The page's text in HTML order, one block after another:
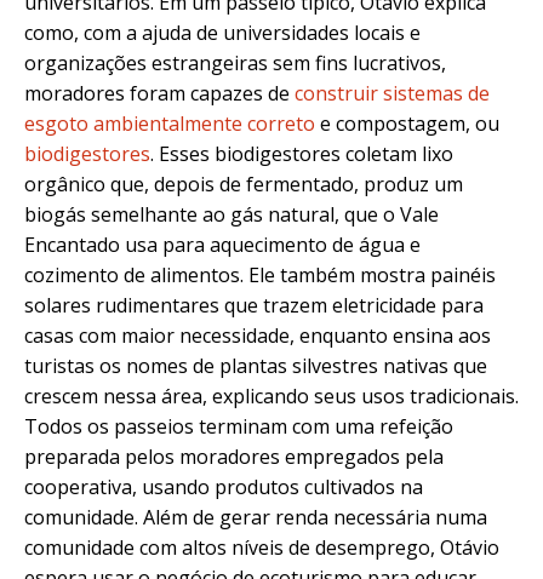
como, com a ajuda de universidades locais e
organizações estrangeiras sem fins lucrativos,
moradores foram capazes de construir sistemas de
esgoto ambientalmente correto e compostagem, ou
biodigestores. Esses biodigestores coletam lixo
orgânico que, depois de fermentado, produz um
biogás semelhante ao gás natural, que o Vale
Encantado usa para aquecimento de água e
cozimento de alimentos. Ele também mostra painéis
solares rudimentares que trazem eletricidade para
casas com maior necessidade, enquanto ensina aos
turistas os nomes de plantas silvestres nativas que
crescem nessa área, explicando seus usos tradicionais.
Todos os passeios terminam com uma refeição
preparada pelos moradores empregados pela
cooperativa, usando produtos cultivados na
comunidade. Além de gerar renda necessária numa
comunidade com altos níveis de desemprego, Otávio